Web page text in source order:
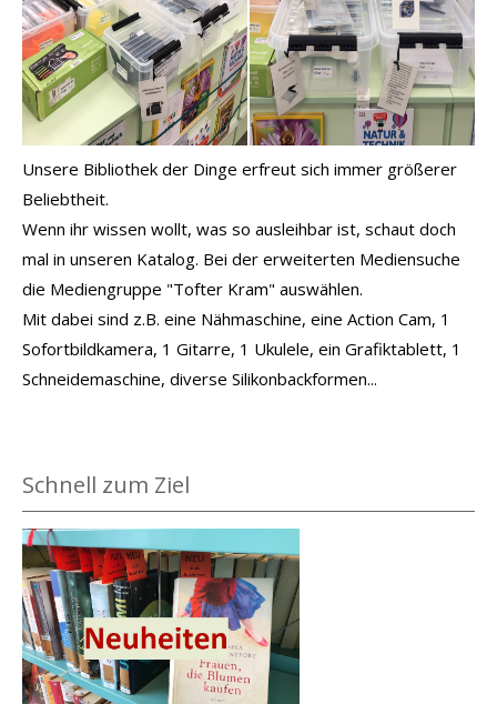
Unsere Bibliothek der Dinge erfreut sich immer größerer
Beliebtheit.
Wenn ihr wissen wollt, was so ausleihbar ist, schaut doch
mal in unseren Katalog. Bei der erweiterten Mediensuche
die Mediengruppe "Tofter Kram" auswählen.
Mit dabei sind z.B. eine Nähmaschine, eine Action Cam, 1
Sofortbildkamera, 1 Gitarre, 1 Ukulele, ein Grafiktablett, 1
Schneidemaschine, diverse Silikonbackformen...
Schnell zum Ziel